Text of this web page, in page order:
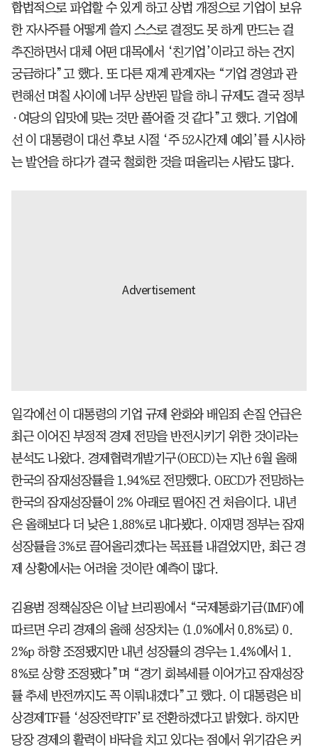
합법적으로 파업할 수 있게 하고 상법 개정으로 기업이 보유
한 자사주를 어떻게 쓸지 스스로 결정도 못 하게 만드는 걸
추진하면서 대체 어떤 대목에서 ‘친기업’이라고 하는 건지
궁금하다”고 했다. 또 다른 재계 관계자는 “기업 경영과 관
련해선 며칠 사이에 너무 상반된 말을 하니 규제도 결국 정부
·여당의 입맛에 맞는 것만 풀어줄 것 같다”고 했다. 기업에
선 이 대통령이 대선 후보 시절 ‘주 52시간제 예외’를 시사하
는 발언을 하다가 결국 철회한 것을 떠올리는 사람도 많다.
일각에선 이 대통령의 기업 규제 완화와 배임죄 손질 언급은
최근 이어진 부정적 경제 전망을 반전시키기 위한 것이라는
분석도 나왔다. 경제협력개발기구(OECD)는 지난 6월 올해
한국의 잠재성장률을 1.94%로 전망했다. OECD가 전망하는
한국의 잠재성장률이 2% 아래로 떨어진 건 처음이다. 내년
은 올해보다 더 낮은 1.88%로 내다봤다. 이재명 정부는 잠재
성장률을 3%로 끌어올리겠다는 목표를 내걸었지만, 최근 경
제 상황에서는 어려울 것이란 예측이 많다.
김용범 정책실장은 이날 브리핑에서 “국제통화기금(IMF)에
따르면 우리 경제의 올해 성장치는 (1.0%에서 0.8%로) 0.
2%p 하향 조정됐지만 내년 성장률의 경우는 1.4%에서 1.
8%로 상향 조정됐다”며 “경기 회복세를 이어가고 잠재성장
률 추세 반전까지도 꼭 이뤄내겠다”고 했다. 이 대통령은 비
상경제TF를 ‘성장전략TF’로 전환하겠다고 밝혔다. 하지만
당장 경제의 활력이 바닥을 치고 있다는 점에서 위기감은 커